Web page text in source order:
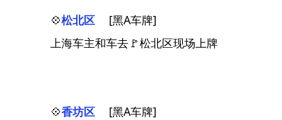
💠松北区
[黑A车牌]
上海车主和车去🚩松北区现场上牌
💠香坊区
[黑A车牌]